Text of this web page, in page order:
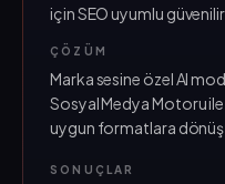
için SEO uyumlu
ÇÖZÜM
Marka sesine özel AI
Sosyal Medya Motoru
uygun formatlara
SONUÇLAR